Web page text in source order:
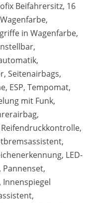
Beifahrersitz, 16
in Wagenfarbe,
Seitenairbags,
ESP, Tempomat,
mit Funk,
LED-
Pannenset,
Innenspiegel